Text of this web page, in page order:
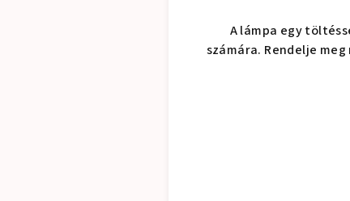
A lámpa egy
számára. Rendelje